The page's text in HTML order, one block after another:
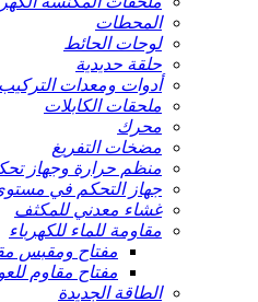
المحطات
لوحات الحائط
حلقة حديدية
أدوات ومعدات التركيب
ملحقات الكابلات
محرك
مضخات التفريغ
منظم حرارة وجهاز
جهاز التحكم في
غشاء معدني للمكثف
مقاومة للماء للكهرباء
مفتاح ومقبس
مفتاح مقاوم
الطاقة الجديدة